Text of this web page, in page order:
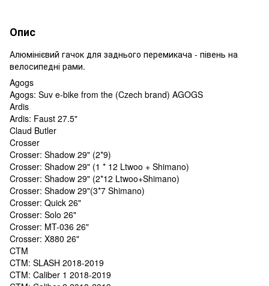
Опис
Алюмінієвий гачок для заднього перемикача - півень на
велосипедні рами.
Agogs
Agogs: Suv e-bike from the (Czech brand) AGOGS
Ardis
Ardis: Faust 27.5"
Claud Butler
Crosser
Crosser: Shadow 29" (2*9)
Crosser: Shadow 29" (1 * 12 Ltwoo + Shimano)
Crosser: Shadow 29" (2*12 Ltwoo+Shimano)
Crosser: Shadow 29"(3*7 Shimano)
Crosser: Quick 26"
Crosser: Solo 26"
Crosser: MT-036 26"
Crosser: X880 26"
CTM
CTM: SLASH 2018-2019
CTM: Caliber 1 2018-2019